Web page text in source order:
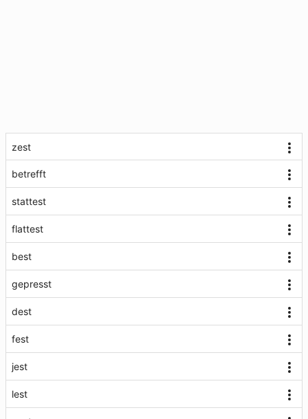
zest
betrefft
stattest
flattest
best
gepresst
dest
fest
jest
lest